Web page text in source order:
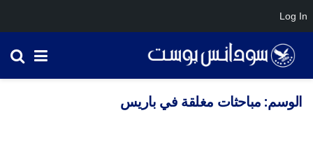
الوسم: مباحثات مغلقة في باريس
Log In